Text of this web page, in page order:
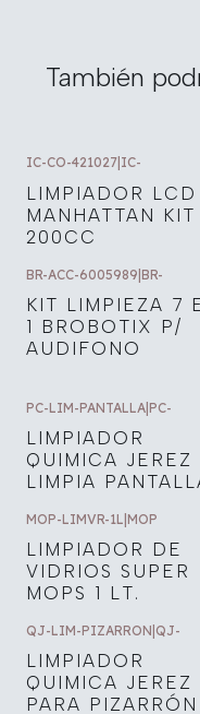
También
IC-CO-421027 IC-
LIMPIADOR LCD
MANHATTAN KIT
200CC
BR-ACC-6005989|BR-
KIT LIMPIEZA 7
1 BROBOTIX P/
AUDIFONO
PC-LIM-PANTALLA PC-
LIMPIADOR
QUIMICA JEREZ
LIMPIA
MOP-LIMVR-1L MOP
LIMPIADOR DE
VIDRIOS SUPER
MOPS 1 LT.
QJ-LIM-PIZARRON QJ-
LIMPIADOR
QUIMICA JEREZ
PARA PIZARRÓN